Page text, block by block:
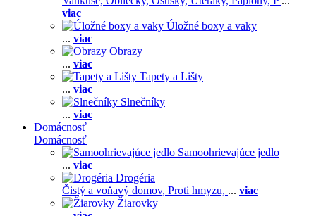
viac
Úložné boxy a vaky
... viac
Obrazy
... viac
Tapety a Lišty
... viac
Slnečníky
... viac
Domácnosť
Domácnosť
Samoohrievajúce jedlo
... viac
Drogéria
Čistý a voňavý domov, Proti hmyzu, ... viac
Žiarovky